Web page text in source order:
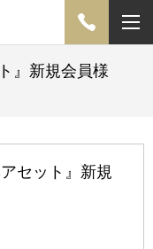
』新規会員様
セット』新規